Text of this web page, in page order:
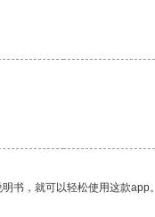
书，就可以轻松使用这款app。